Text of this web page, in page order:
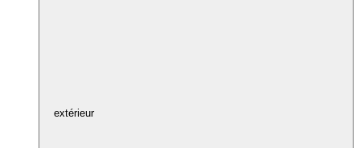
extérieur